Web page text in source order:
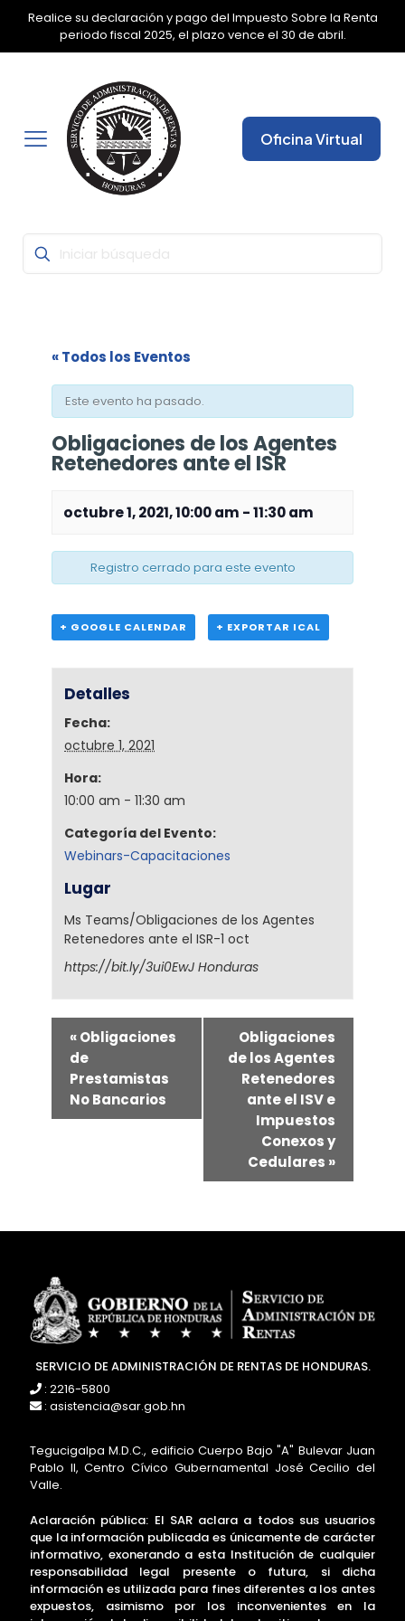
Realice su declaración y pago del Impuesto Sobre la Renta
periodo fiscal 2025, el plazo vence el 30 de abril.
✕
Oficina Virtual
« Todos los Eventos
Este evento ha pasado.
Obligaciones de los Agentes
Retenedores ante el ISR
octubre 1, 2021, 10:00 am -11:30 am
Registro cerrado para este evento
+ GOOGLE CALENDAR + EXPORTAR ICAL
Detalles
Fecha:
octubre 1, 2021
Hora:
10:00 am - 11:30 am
Categoría del Evento:
Webinars-Capacitaciones
Lugar
Ms Teams/Obligaciones de los Agentes
Retenedores ante el ISR-1 oct
https://bit.ly/3ui0EwJ Honduras
«Obligaciones
de
Prestamistas
No Bancarios
Obligaciones
de los Agentes
Retenedores
ante el ISV e
Impuestos
Conexos y
Cedulares »
SERVICIO DE ADMINISTRACIÓN DE RENTAS DE HONDURAS.
: 2216-5800
: asistencia@sar.gob.hn
Tegucigalpa M.D.C., edificio Cuerpo Bajo "A" Bulevar Juan
Pablo II, Centro Cívico Gubernamental José Cecilio del
Valle.
Aclaración pública: El SAR aclara a todos sus usuarios
que la información publicada es únicamente de carácter
informativo, exonerando a esta Institución de cualquier
responsabilidad legal presente o futura, si dicha
información es utilizada para fines diferentes a los antes
expuestos, asimismo por los inconvenientes en la